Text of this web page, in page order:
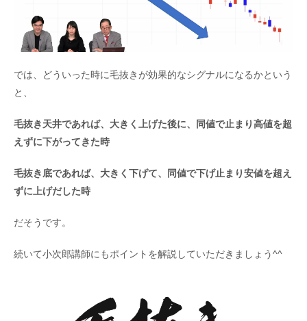
では、どういった時に毛抜きが効果的なシグナルになるかという
と、
毛抜き天井であれば、大きく上げた後に、同値で止まり高値を超
えずに下がってきた時
毛抜き底であれば、大きく下げて、同値で下げ止まり安値を超え
ずに上げだした時
だそうです。
続いて小次郎講師にもポイントを解説していただきましょう^^